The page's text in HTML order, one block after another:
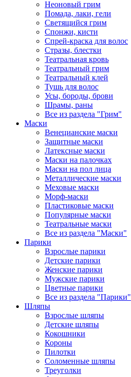
Неоновый грим
Помада, лаки, гели
Светящийся грим
Спонжи, кисти
Спрей-краска для волос
Стразы, блестки
Театральная кровь
Театральный грим
Театральный клей
Тушь для волос
Усы, бороды, брови
Шрамы, раны
Все из раздела "Грим"
Маски
Венецианские маски
Защитные маски
Латексные маски
Маски на палочках
Маски на пол лица
Металлические маски
Меховые маски
Морф-маски
Пластиковые маски
Популярные маски
Театральные маски
Все из раздела "Маски"
Парики
Взрослые парики
Детские парики
Женские парики
Мужские парики
Цветные парики
Все из раздела "Парики"
Шляпы
Взрослые шляпы
Детские шляпы
Кокошники
Короны
Пилотки
Соломенные шляпы
Треуголки